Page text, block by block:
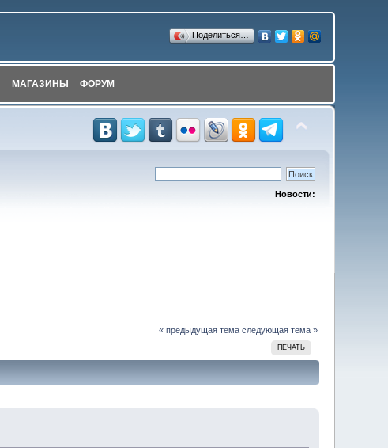
Поделиться…
МАГАЗИНЫ ФОРУМ
Новости:
« предыдущая тема следующая тема »
ПЕЧАТЬ